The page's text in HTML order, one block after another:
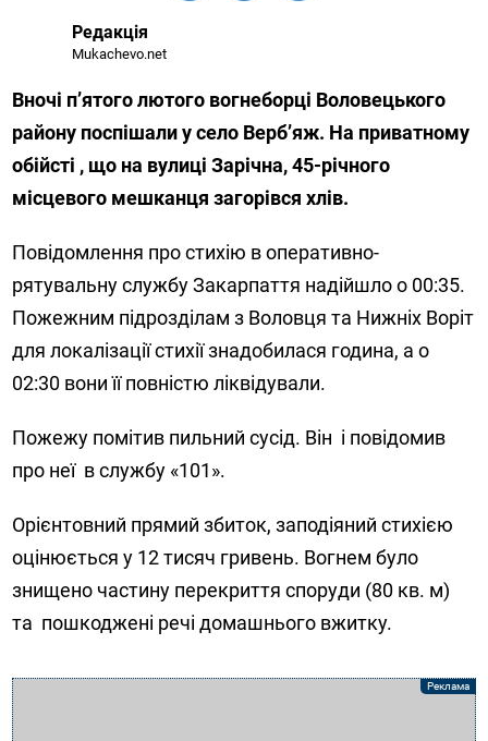
Редакція
Mukachevo.net
Вночі п’ятого лютого вогнеборці Воловецького
району поспішали у село Верб’яж. На приватному
обійсті , що на вулиці Зарічна, 45-річного
місцевого мешканця загорівся хлів.
Повідомлення про стихію в оперативно-
рятувальну службу Закарпаття надійшло о 00:35.
Пожежним підрозділам з Воловця та Нижніх Воріт
для локалізації стихії знадобилася година, а о
02:30 вони її повністю ліквідували.
Пожежу помітив пильний сусід. Він і повідомив
про неї в службу «101».
Орієнтовний прямий збиток, заподіяний стихією
оцінюється у 12 тисяч гривень. Вогнем було
знищено частину перекриття споруди (80 кв. м)
та пошкоджені речі домашнього вжитку.